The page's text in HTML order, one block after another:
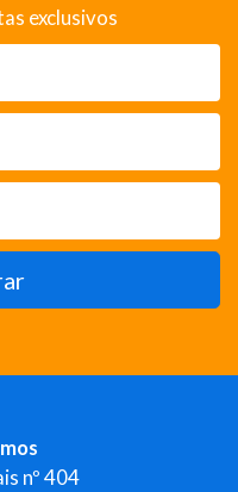
exclusivos
nº 404